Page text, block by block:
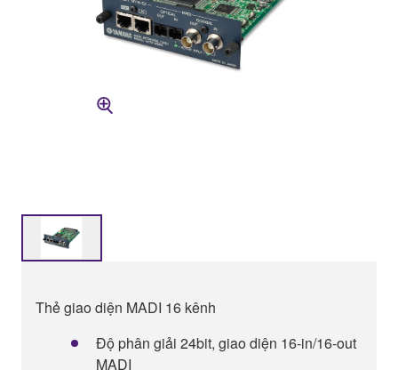
Thẻ giao diện MADI 16 kênh
Độ phân giải 24bit, giao diện 16-in/16-out
MADI